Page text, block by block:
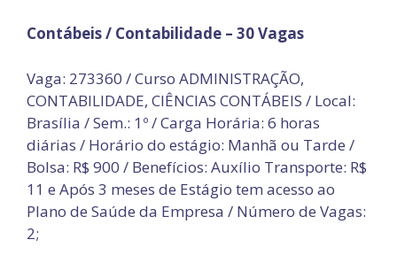
Contábeis / Contabilidade – 30 Vagas
Vaga: 273360 / Curso ADMINISTRAÇÃO,
CONTABILIDADE, CIÊNCIAS CONTÁBEIS / Local:
Brasília / Sem.: 1º / Carga Horária: 6 horas
diárias / Horário do estágio: Manhã ou Tarde /
Bolsa: R$ 900 / Benefícios: Auxílio Transporte: R$
11 e Após 3 meses de Estágio tem acesso ao
Plano de Saúde da Empresa / Número de Vagas:
2;